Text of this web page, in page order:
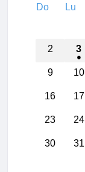
Do Lu
2 3
9 10
16 17
23 24
30 31